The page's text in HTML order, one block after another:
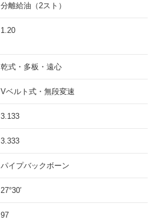
分離給油（2スト）
1.20
乾式・多板・遠心
Vベルト式・無段変速
3.133
3.333
パイプバックボーン
27°30′
97